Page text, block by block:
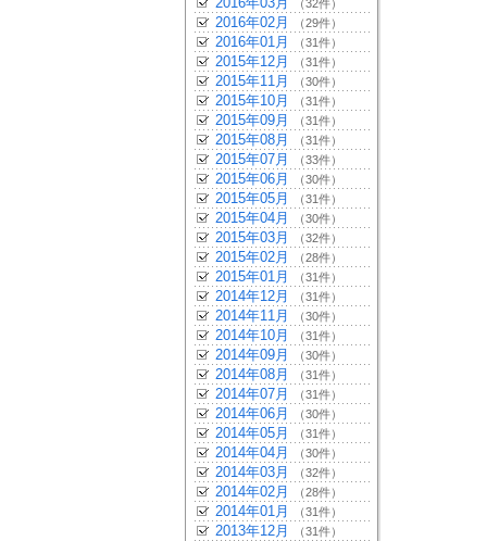
（32件）
2016年02月 （29件）
2016年01月 （31件）
2015年12月 （31件）
2015年11月 （30件）
2015年10月 （31件）
2015年09月 （31件）
2015年08月 （31件）
2015年07月 （33件）
2015年06月 （30件）
2015年05月 （31件）
2015年04月 （30件）
2015年03月 （32件）
2015年02月 （28件）
2015年01月 （31件）
2014年12月 （31件）
2014年11月 （30件）
2014年10月 （31件）
2014年09月 （30件）
2014年08月 （31件）
2014年07月 （31件）
2014年06月 （30件）
2014年05月 （31件）
2014年04月 （30件）
2014年03月 （32件）
2014年02月 （28件）
2014年01月 （31件）
2013年12月 （31件）